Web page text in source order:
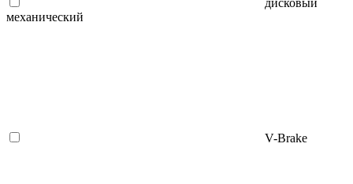
дисковый
механический
V-Brake